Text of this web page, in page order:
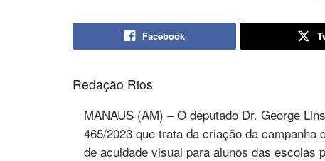
Facebook
Redação Rios
MANAUS (AM) – O deputado Dr. George
465/2023 que trata da criação da
de acuidade visual para alunos das escolas